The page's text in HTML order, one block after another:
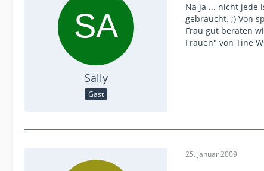
Sally
Gast
Na ja ... nicht jede
gebraucht. ;) Von
Frau gut beraten
Frauen" von Tine
25. Januar 2009